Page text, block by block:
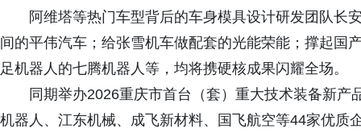
阿维塔等热门车型背后的车身模具设计研发团队长
间的平伟汽车；给张雪机车做配套的光能荣能；撑起国
足机器人的七腾机器人等，均将携硬核成果闪耀全场。
同期举办2026重庆市首台（套）重大技术装备新
机器人、江东机械、成飞新材料、国飞航空等44家优质